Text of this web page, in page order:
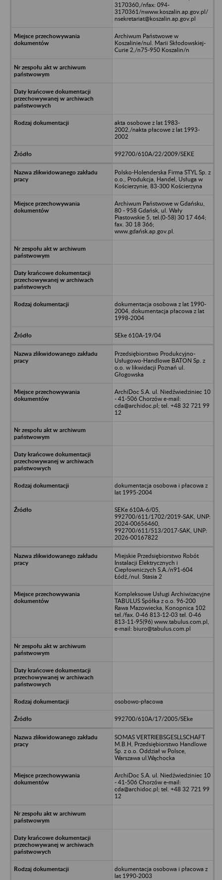
3170360,/nfax: 094-
3170361/nwww.koszalin.ap.gov.pl/
nsekretariat@koszalin.ap.gov.pl
Archiwum Państwowe w
Koszalinie/nul. Marii Skłodowskiej-
Curie 2,/n75-950 Koszalin/n
akta osobowe z lat 1983-
2002,/nakta płacowe z lat 1993-
2002
992700/610A/22/2009/SEKE
Polsko-Holenderska Firma STYL Sp. z
o.o., Produkcja, Handel, Usługa w
Kościerzynie, 83-300 Kościerzyna
Archiwum Państwowe w Gdańsku,
80 - 958 Gdańsk, ul. Wały
Piastowskie 5, tel.(0-58) 30 17 464;
fax. 30 18 366;
www.gdańsk.ap.gov.pl.
dokumentacja osobowa z lat 1990-
2004, dokumentacja płacowa z lat
1998-2004
SEke 610A-19/04
Przedsiębiorstwo Produkcyjno-
Usługowo-Handlowe BATON Sp. z
o.o. w likwidacji Poznań ul.
Głogowska
ArchiDoc S.A. ul. Niedźwiedziniec 10
- 41-506 Chorzów e-mail:
cda@archidoc.pl; tel. +48 32 721 99
12
dokumentacja osobowa i płacowa z
lat 1995-2004
SEKe 610A-6/05,
992700/611/1702/2019-SAK, UNP:
2024-00656460,
992700/611/513/2017-SAK, UNP:
2026-00167822
Miejskie Przedsiębiorstwo Robót
Instalacji Elektrycznych i
Ciepłowniczych S.A./n91-604
Łódź,/nul. Stasia 2
Kompleksowe Usługi Archiwizacyjne
TABULUS Spółka z o.o. 96-200
Rawa Mazowiecka, Konopnica 102
tel./fax. 0-46 813-12-03 tel. 0-46
813-11-95(96) www.tabulus.com.pl,
e-mail: biuro@tabulus.com.pl
osobowo-płacowa
992700/610A/17/2005/SEke
SOMAS VERTRIEBSGESLLSCHAFT
M.B.H, Przedsiębiorstwo Handlowe
Sp. z o.o. Oddział w Polsce,
Warszawa ul.Wąchocka
ArchiDoc S.A. ul. Niedźwiedziniec 10
- 41-506 Chorzów e-mail:
cda@archidoc.pl; tel. +48 32 721 99
12
dokumentacja osobowa i płacowa z
lat 1990-2003